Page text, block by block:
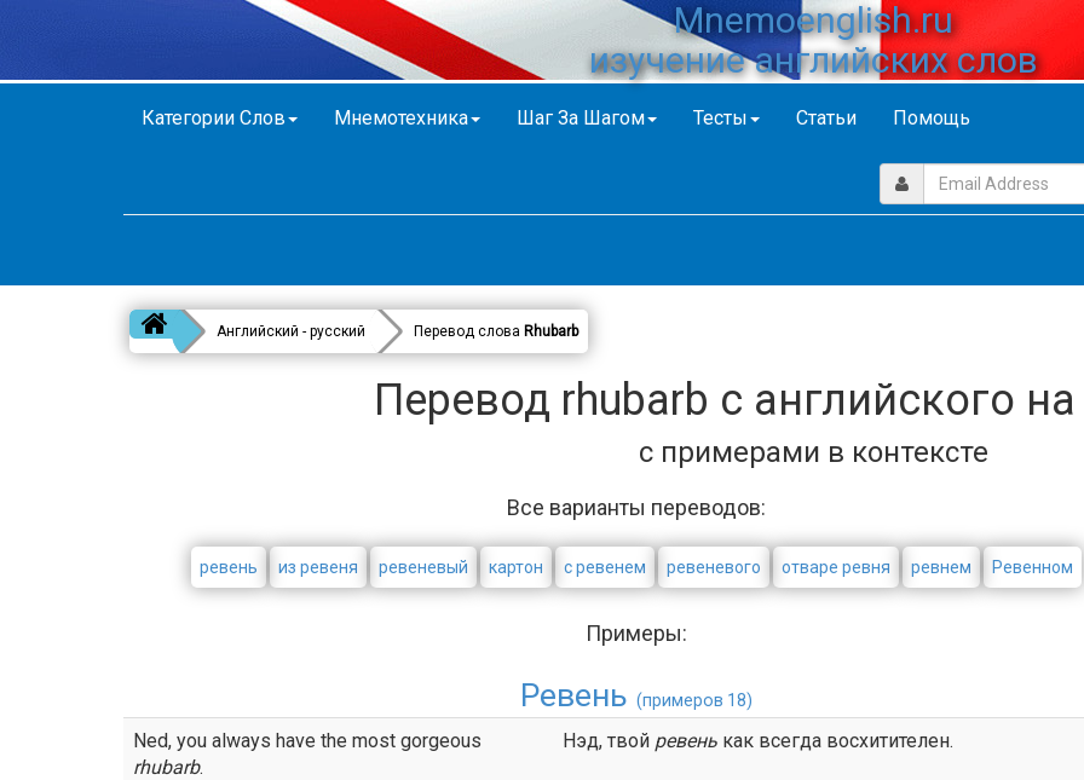
Mnemoenglish.ru
изучение английских слов
Категории Слов Мнемотехника Шаг За Шагом Тесты Статьи Помощь
Английский - русский Перевод слова Rhubarb
Перевод rhubarb с английского
с примерами в контексте
Все варианты переводов:
ревень из ревеня ревеневый картон с ревенем ревеневого отваре ревня ревнем Ревенном
Примеры:
Ревень (примеров 18)
Ned, you always have the most gorgeous
rhubarb.
Нэд, твой ревень как всегда восхитителен.